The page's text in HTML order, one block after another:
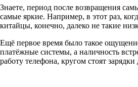
Знаете, период после возвращения
самые яркие. Например, в этот раз,
китайцы, конечно, далеко не такие
Ещё первое время было такое
платёжные системы, а наличность
работу телефона, кругом стоят